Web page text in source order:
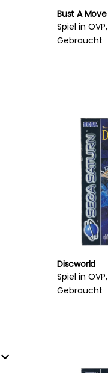
Bust A
Spiel in
Gebraucht
Discworld
Spiel in
Gebraucht